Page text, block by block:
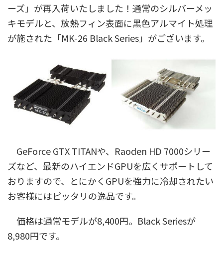
ーズ」が再入荷いたしました！通常のシルバーメッ
キモデルと、放熱フィン表面に黒色アルマイト処理
が施された「MK-26 Black Series」がございます。
GeForce GTX TITANや、Raoden HD 7000シリー
ズなど、最新のハイエンドGPUを広くサポートして
おりますので、とにかくGPUを強力に冷却されたい
お客様にはピッタリの逸品です。
価格は通常モデルが8,400円。Black Seriesが
8,980円です。